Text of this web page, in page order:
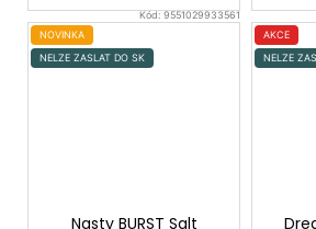
Kód: 9551029933561
NOVINKA
NELZE ZASLAT DO SK
Nasty BURST Salt
AKCE
NELZE